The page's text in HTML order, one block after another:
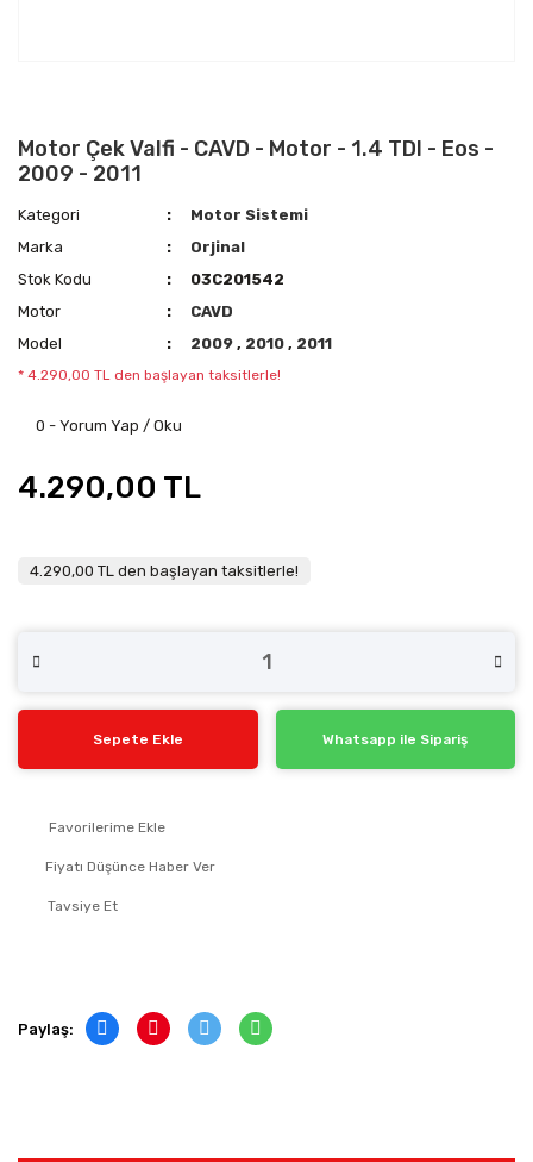
Motor Çek Valfi - CAVD - Motor - 1.4 TDI - Eos -
2009 - 2011
Kategori
Motor Sistemi
Marka
Orjinal
Stok Kodu
03C201542
Motor
CAVD
Model
2009, 2010, 2011
* 4.290,00 TL den başlayan taksitlerle!
0 - Yorum Yap / Oku
4.290,00 TL
4.290,00 TL den başlayan taksitlerle!
Sepete Ekle Whatsapp ile Sipariş
Fiyatı Düşünce Haber Ver
Tavsiye Et
Paylaş: